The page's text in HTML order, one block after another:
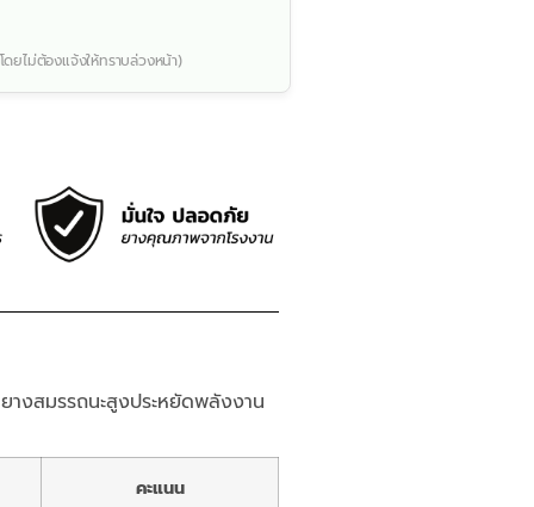
ยไม่ต้องแจ้งให้ทราบล่วงหน้า)
างสมรรถนะสูงประหยัดพลังงาน
คะแนน